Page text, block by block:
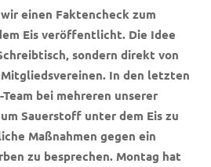
einen Faktencheck zum
Eis veröffentlicht. Die Idee
sondern direkt von
In den letzten
bei mehreren unserer
Sauerstoff unter dem Eis zu
Maßnahmen gegen ein
zu besprechen. Montag hat